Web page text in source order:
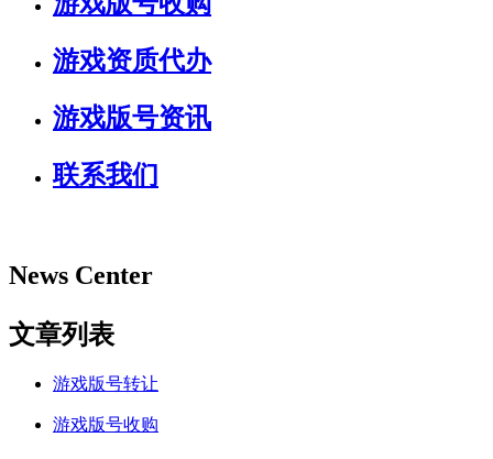
游戏资质代办
游戏版号资讯
联系我们
News Center
文章列表
游戏版号转让
游戏版号收购